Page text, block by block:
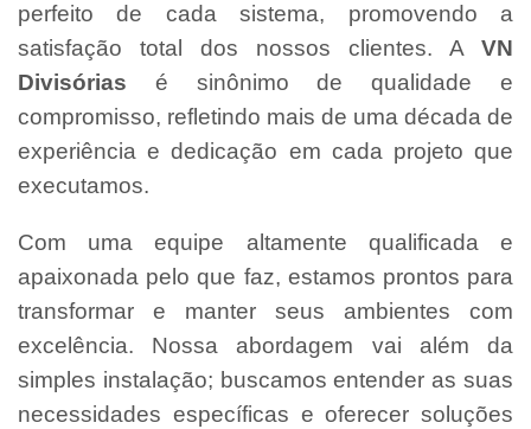
perfeito de cada sistema, promovendo a
satisfação total dos nossos clientes. A VN
Divisórias é sinônimo de qualidade e
compromisso, refletindo mais de uma década de
experiência e dedicação em cada projeto que
executamos.
Com uma equipe altamente qualificada e
apaixonada pelo que faz, estamos prontos para
transformar e manter seus ambientes com
excelência. Nossa abordagem vai além da
simples instalação; buscamos entender as suas
necessidades específicas e oferecer soluções